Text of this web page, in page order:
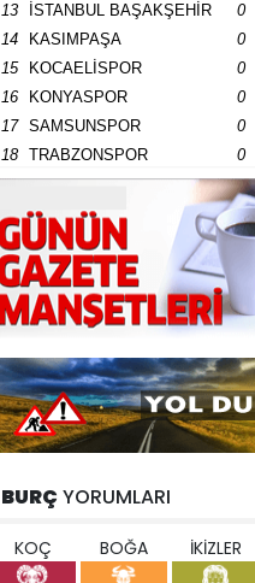
13
İSTANBUL BAŞAKŞEHİR 0
14
KASIMPAŞA 0
15
KOCAELİSPOR 0
16
KONYASPOR 0
17
SAMSUNSPOR 0
18
TRABZONSPOR 0
BURÇ YORUMLARI
KOÇ BOĞA İKİZLER